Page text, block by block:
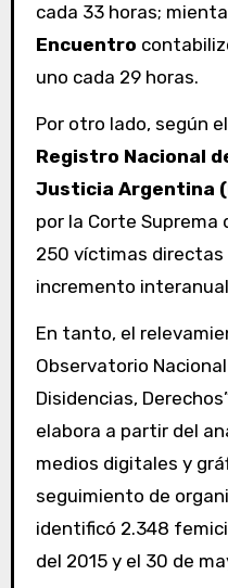
cada 33 horas;
Encuentro
uno cada 29 horas.
Por otro lado, según
Registro Nacional
Justicia Argentina
por la Corte
250 víctimas directas
incremento interanual
En tanto, el
Observatorio
Disidencias,
elabora a partir del
medios digitales y
seguimiento de
identificó 2.348
del 2015 y el 30 de